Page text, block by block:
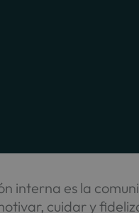
interna es la
cuidar y